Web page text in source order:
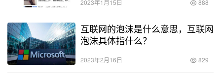
2023年1月15日 888
互联网的泡沫是什么意思，互联网
泡沫具体指什么？
2023年2月16日 829